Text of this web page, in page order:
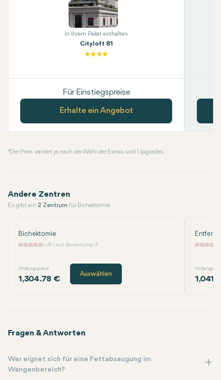
In Ihrem Paket enthalten
Cityloft 81
Für Einstiegspreise
Erhalte ein Angebot
* Der Preis variiert je nach der Wahl der Extras und Upgrades.
Andere Zentren
Es gibt ein 2 Zentrum für Bichektomie
Bichektomie
0 Laut Bewertung 0
Anfangspreis
1,304.78 €
Auswählen
Fragen & Antworten
Wer eignet sich für eine Fettabsaugung im
Wangenbereich?